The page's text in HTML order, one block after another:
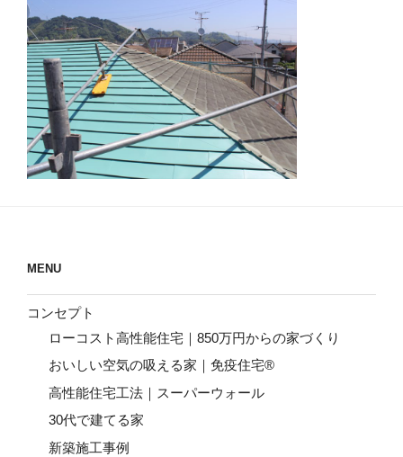
MENU
コンセプト
ローコスト高性能住宅｜850万円からの家づくり
おいしい空気の吸える家｜免疫住宅®
高性能住宅工法｜スーパーウォール
30代で建てる家
新築施工事例